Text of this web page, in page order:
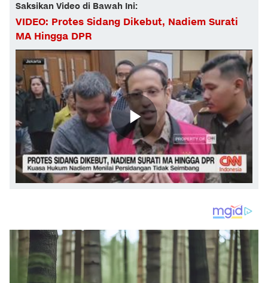
Saksikan Video di Bawah Ini:
VIDEO: Protes Sidang Dikebut, Nadiem Surati
MA Hingga DPR